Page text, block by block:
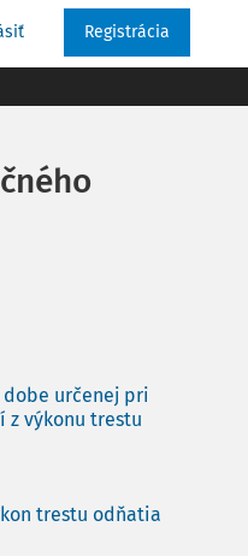
Registrácia
dobe určenej pri
z výkonu trestu
trestu odňatia